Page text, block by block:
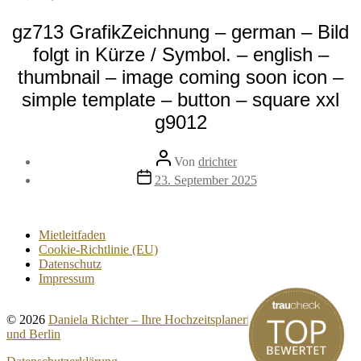
gz713 GrafikZeichnung – german – Bild
folgt in Kürze / Symbol. – english –
thumbnail – image coming soon icon –
simple template – button – square xxl
g9012
Beitragsautor
Von drichter
Veröffentlichungsdatum
23. September 2025
Mietleitfaden
Cookie-Richtlinie (EU)
Datenschutz
Impressum
© 2026 Daniela Richter – Ihre Hochzeitsplanerin für Brandenburg
und Berlin